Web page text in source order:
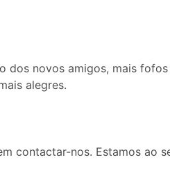
dos novos amigos, mais
alegres.
contactar-nos. Estamos ao